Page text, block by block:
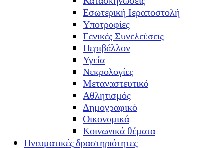
Εσωτερική Ιεραποστολή
Υποτροφίες
Γενικές Συνελεύσεις
Περιβάλλον
Υγεία
Νεκρολογίες
Μεταναστευτικό
Αθλητισμός
Δημογραφικό
Οικονομικά
Κοινωνικά θέματα
Πνευματικές δραστηριότητες